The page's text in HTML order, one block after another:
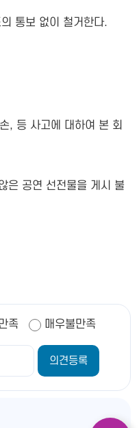
통보 없이 철거한다.
, 등 사고에 대하여 본 회
은 공연 선전물을 게시 불
족 매우불만족